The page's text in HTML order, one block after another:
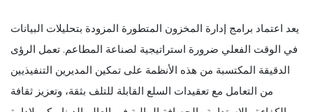
يعد اعتماد برامج إدارة المخزون المتطورة المزودة بتحليلات البيانات
في الوقت الفعلي ضرورة استراتيجية لصناعة المطاعم. تعمل الرؤى
الدقيقة المكتسبة من هذه الأنظمة على تمكين المديرين التنفيذيين
من التعامل مع تعقيدات السلع القابلة للتلف بثقة، وتعزيز ثقافة